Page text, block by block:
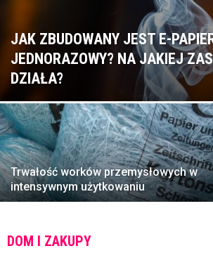
JAK ZBUDOWANY JEST E-
JEDNORAZOWY? NA JAKIEJ
DZIAŁA?
Trwałość worków przemysłowych w
intensywnym użytkowaniu
DOM I ZAKUPY